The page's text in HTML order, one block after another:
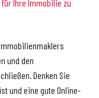
Ihre Immobilie zu
und den
Denken Sie
und eine gute Online-